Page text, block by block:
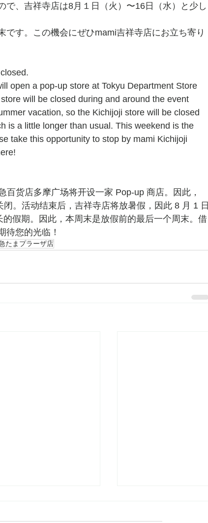
で、吉祥寺店は8月１日（火）〜16日（水）と少し
です。この機会にぜひmami吉祥寺店にお立ち寄り
open a pop-up store at Tokyu Department Store
will be closed during and around the event
vacation, so the Kichijoji store will be closed
is a little longer than usual. This weekend is the
take this opportunity to stop by mami Kichijoji
货店多摩广场将开设一家 Pop-up 商店。因此，
。活动结束后，吉祥寺店将放暑假，因此 8 月 1 日
的假期。因此，本周末是放假前的最后一个周末。借
待您的光临！
たまプラーザ店